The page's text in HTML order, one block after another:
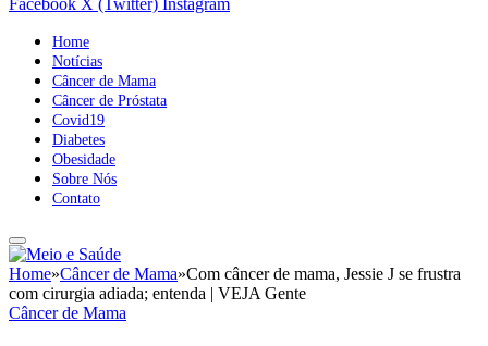
Facebook X (Twitter) Instagram
Home
Notícias
Câncer de Mama
Câncer de Próstata
Covid19
Diabetes
Obesidade
Sobre Nós
Contato
Home»Câncer de Mama»Com câncer de mama, Jessie J se frustra
com cirurgia adiada; entenda | VEJA Gente
Câncer de Mama